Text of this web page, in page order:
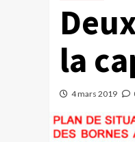
la
4 mars 2019